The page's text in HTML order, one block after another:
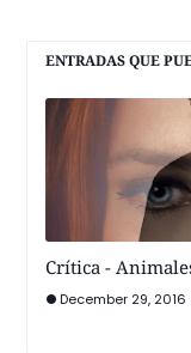
ENTRADAS QUE
Crítica -
December 29, 2016